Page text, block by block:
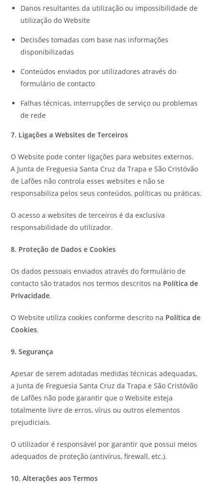
Danos resultantes da utilização ou impossibilidade de
utilização do Website
Decisões tomadas com base nas informações
disponibilizadas
Conteúdos enviados por utilizadores através do
formulário de contacto
Falhas técnicas, interrupções de serviço ou problemas
de rede
7. Ligações a Websites de Terceiros
O Website pode conter ligações para websites externos.
A Junta de Freguesia Santa Cruz da Trapa e São Cristóvão
de Lafões não controla esses websites e não se
responsabiliza pelos seus conteúdos, políticas ou práticas.
O acesso a websites de terceiros é da exclusiva
responsabilidade do utilizador.
8. Proteção de Dados e Cookies
Os dados pessoais enviados através do formulário de
contacto são tratados nos termos descritos na Política de
Privacidade.
O Website utiliza cookies conforme descrito na Política de
Cookies.
9. Segurança
Apesar de serem adotadas medidas técnicas adequadas,
a Junta de Freguesia Santa Cruz da Trapa e São Cristóvão
de Lafões não pode garantir que o Website esteja
totalmente livre de erros, vírus ou outros elementos
prejudiciais.
O utilizador é responsável por garantir que possui meios
adequados de proteção (antivírus, firewall, etc.).
10. Alterações aos Termos